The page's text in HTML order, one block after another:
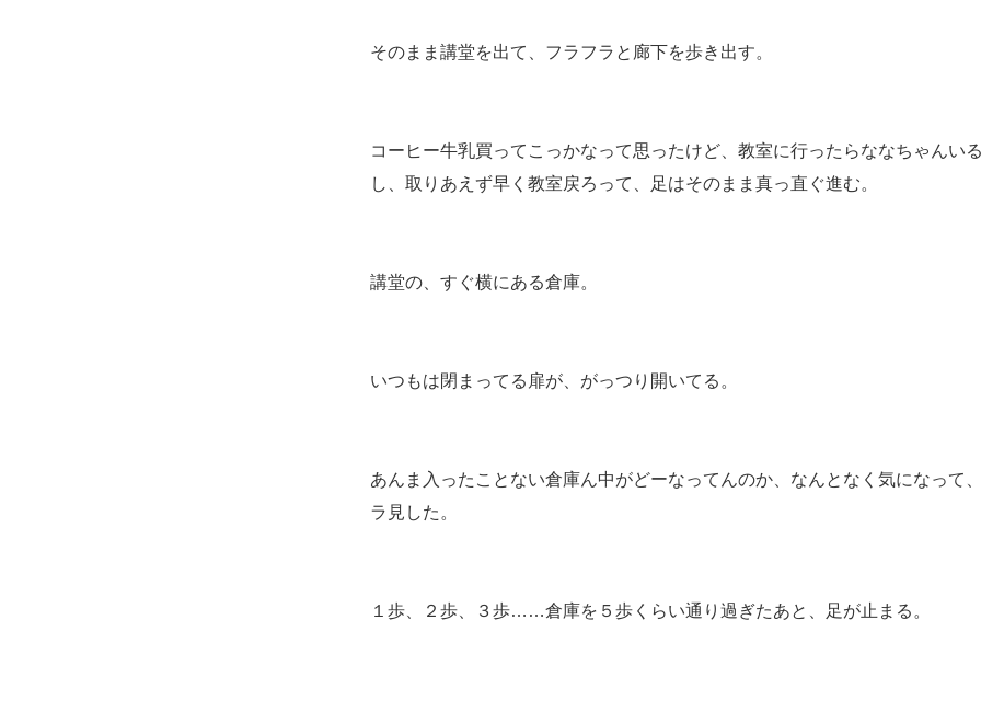
そのまま講堂を出て、フラフラと廊下を歩き出す。
コーヒー牛乳買ってこっかなって思ったけど、教室に行ったらななちゃんい
し、取りあえず早く教室戻ろって、足はそのまま真っ直ぐ進む。
講堂の、すぐ横にある倉庫。
いつもは閉まってる扉が、がっつり開いてる。
あんま入ったことない倉庫ん中がどーなってんのか、なんとなく気になって
ラ見した。
１歩、２歩、３歩……倉庫を５歩くらい通り過ぎたあと、足が止まる。